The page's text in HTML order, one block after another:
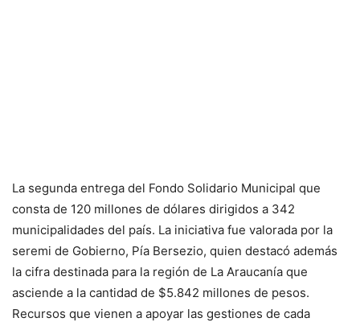
La segunda entrega del Fondo Solidario Municipal que
consta de 120 millones de dólares dirigidos a 342
municipalidades del país. La iniciativa fue valorada por la
seremi de Gobierno, Pía Bersezio, quien destacó además
la cifra destinada para la región de La Araucanía que
asciende a la cantidad de $5.842 millones de pesos.
Recursos que vienen a apoyar las gestiones de cada